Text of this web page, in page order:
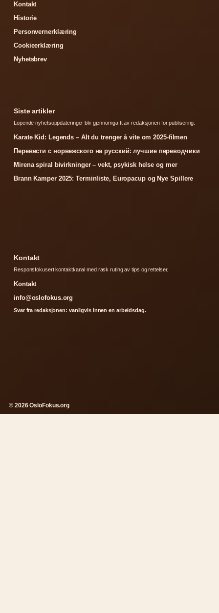
Kontakt
Historie
Personvernerklæring
Cookieerklæring
Nyhetsbrev
Siste artikler
Lopende nyhetsoppdateringer blir gjennomga tt av redaksjonen for publisering.
Karate Kid: Legends – Alt du trenger å vite om 2025-filmen
Перевести с норвежского на русский: лучшие переводчики
Mirena spiral bivirkninger – vekt, psykisk helse og mer
Brann Kamper 2025: Terminliste, Europacup og Nye Spillere
Kontakt
Responsfokusert kontaktkanal med rask ruting av tips og rettelser.
Kontakt
info@oslofokus.org
Svar fra redaksjonen: vanligvis innen en arbeidsdag.
© 2026 OsloFokus.org